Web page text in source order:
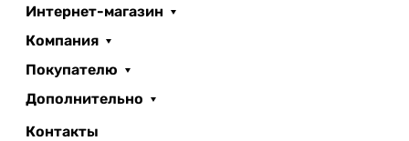
Интернет-магазин
Компания
Покупателю
Дополнительно
Контакты